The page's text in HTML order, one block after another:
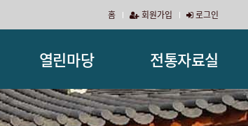
홈 회원가입 로그인
열린마당 전통자료실